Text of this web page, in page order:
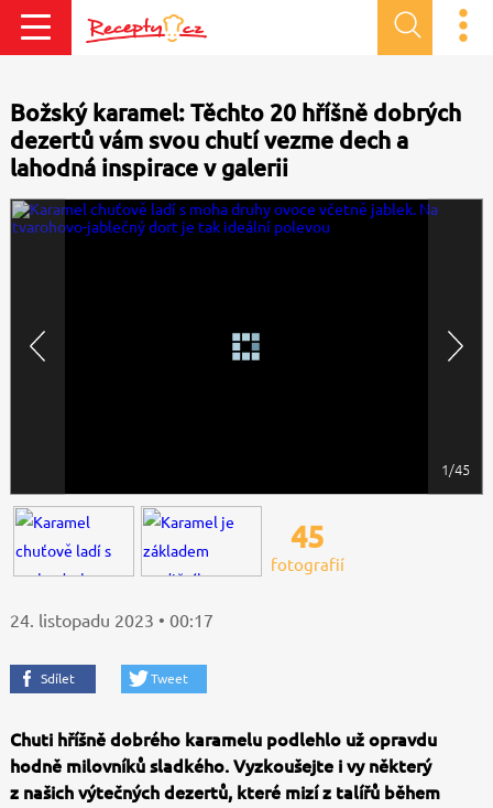
Božský karamel: Těchto 20 hříšně dobrých
dezertů vám svou chutí vezme dech a
lahodná inspirace v galerii
1/45
45
fotografií
24. listopadu 2023 • 00:17
Sdílet Tweet
Chuti hříšně dobrého karamelu podlehlo už opravdu
hodně milovníků sladkého. Vyzkoušejte i vy některý
z našich výtečných dezertů, které mizí z talířů během